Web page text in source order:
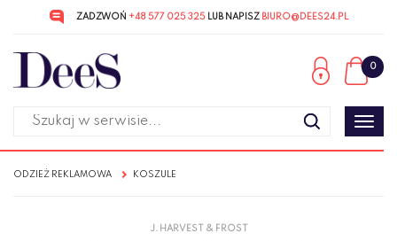
do menu
głównego
do
menu
w
ZADZWOŃ +48 577 025 325LUB NAPISZ BIURO@DEES24.PL
0
ODZIEŻ REKLAMOWA KOSZULE
J. HARVEST & FROST